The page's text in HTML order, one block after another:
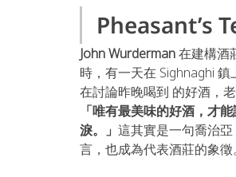
Pheasant’s
John Wurderman 在建構酒
時，有一天在 Sighnaghi
在討論昨晚喝到 的好酒，
「唯有最美味的好酒，才
淚。」 這其實是一句喬治
言，也成為代表酒莊的象徵。